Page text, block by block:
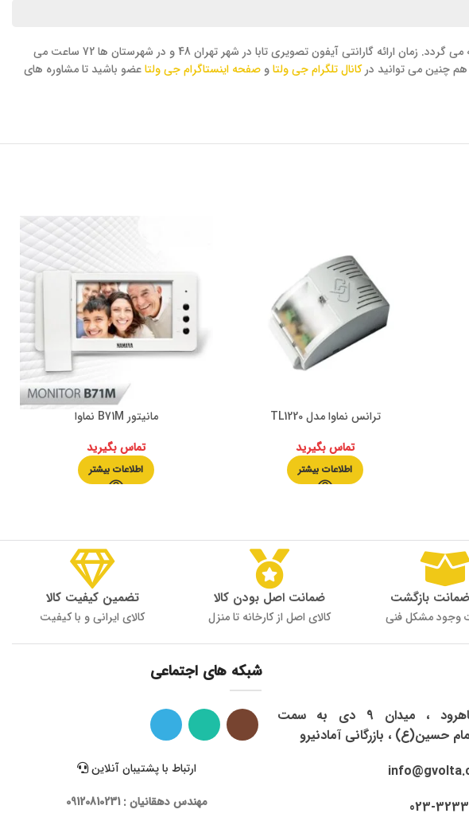
تمامی محصولات تولید شده توسط شرکت تابا الکترونیک دارای گارانتی 3 ساله می باشند که زمان آن از تاریخ فروش محصول محاسبه می گردد. زمان ارائه گارانتی آیفون تصویری تابا در شهر تهران 48 و در شهرستان ها 72 ساعت می
چنین می توانید درکانال تلگرام جی ولتاو صفحه اینستاگرام جی ولتاعضو باشید تا مشاوره های
ترانس نماوا مدل TL1220
تماس بگیرید
اطلاعات بیشتر
مانیتور B71M نماوا
تماس بگیرید
اطلاعات بیشتر
وجود مشکل فنی
ضمانت اصل بودن کالا
کالای اصل از کارخانه تا منزل
تضمین کیفیت کالا
کالای ایرانی و با کیفیت
نشانی: شاهرود ، میدان 9 دی به سمت
حسین(ع) ، بازرگانی آمادنیرو
شبکه های اجتماعی
ارتباط با پشتیبان آنلاین
مهندس دهقانیان : 09120810231